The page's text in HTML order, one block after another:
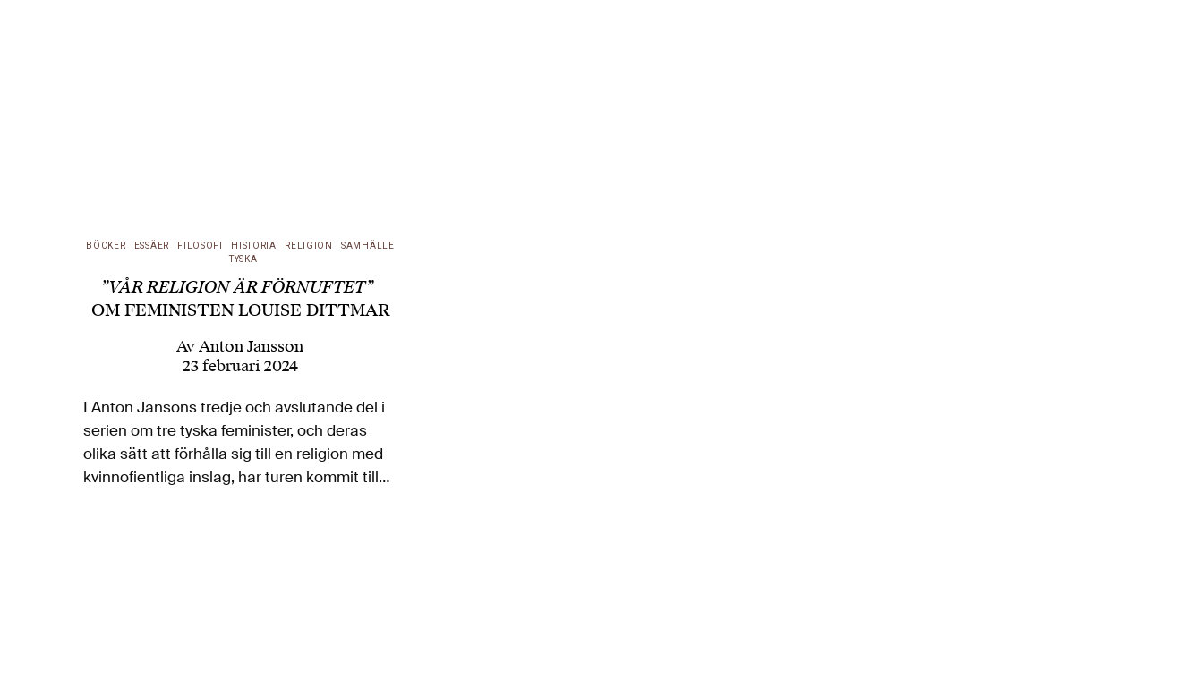
BÖCKER ESSÄER FILOSOFI HISTORIA RELIGION
SAMHÄLLE
TYSKA
”VÅR RELIGION ÄR FÖRNUFTET”
OM FEMINISTEN LOUISE DITTMAR
AvAnton Jansson
23 februari 2024
I Anton Jansons tredje och avslutande del i
serien om tre tyska feminister, och deras
olika sätt att förhålla sig till en religion med
kvinnofientliga inslag, har turen kommit till